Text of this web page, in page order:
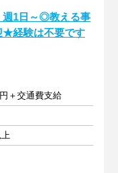
週1日～◎教える事
★経験は不要です
＋交通費支給